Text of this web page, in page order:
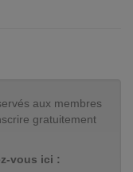
aux membres
gratuitement
vous ici :